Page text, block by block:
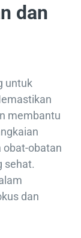
dan
untuk
membantu
obat-obatan
sehat.
dan